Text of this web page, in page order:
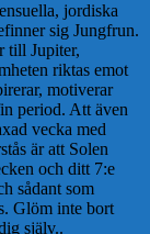
jordiska
sig Jungfrun.
till Jupiter,
riktas emot
motiverar
period. Att även
vecka med
är att Solen
och ditt 7:e
sådant som
Glöm inte bort
själv..